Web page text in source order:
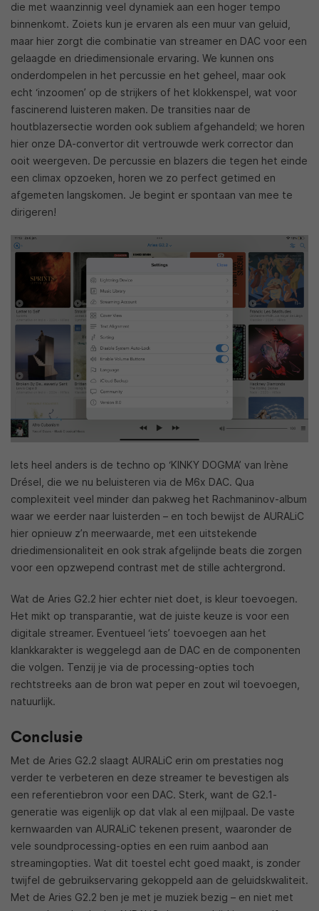
die met waanzinnig veel dynamiek aan een hoger tempo
binnenkomt. Zoiets kun je ervaren als een muur van geluid,
maar hier zorgt die combinatie van streamer en DAC voor een
gelaagde en driedimensionale ervaring. We kunnen ons
onderdompelen in het percussie en het geheel, maar ook
echt ‘inzoomen’ op de strijkers of het klokkenspel, wat voor
fascinerend luisteren maken. De transities naar de
houtblazersectie worden ook subliem afgehandeld; we horen
hier onze DA-convertor dit vertrouwde werk corrector dan
ooit weergeven. De percussie en blazers die tegen het einde
een climax opzoeken, horen we zo perfect getimed en
afgemeten langskomen. Je begint er spontaan van mee te
dirigeren!
Iets heel anders is de techno op ‘KINKY DOGMA’ van Irène
Drésel, die we nu beluisteren via de M6x DAC. Qua
complexiteit veel minder dan pakweg het Rachmaninov-album
waar we eerder naar luisterden – en toch bewijst de AURALiC
hier opnieuw z’n meerwaarde, met een uitstekende
driedimensionaliteit en ook strak afgelijnde beats die zorgen
voor een opzwepend contrast met de stille achtergrond.
Wat de Aries G2.2 hier echter niet doet, is kleur toevoegen.
Het mikt op transparantie, wat de juiste keuze is voor een
digitale streamer. Eventueel ‘iets’ toevoegen aan het
klankkarakter is weggelegd aan de DAC en de componenten
die volgen. Tenzij je via de processing-opties toch
rechtstreeks aan de bron wat peper en zout wil toevoegen,
natuurlijk.
Conclusie
Met de Aries G2.2 slaagt AURALiC erin om prestaties nog
verder te verbeteren en deze streamer te bevestigen als
een referentiebron voor een DAC. Sterk, want de G2.1-
generatie was eigenlijk op dat vlak al een mijlpaal. De vaste
kernwaarden van AURALiC tekenen present, waaronder de
vele soundprocessing-opties en een ruim aanbod aan
streamingopties. Wat dit toestel echt goed maakt, is zonder
twijfel de gebruikservaring gekoppeld aan de geluidskwaliteit.
Met de Aries G2.2 ben je met je muziek bezig – en niet met